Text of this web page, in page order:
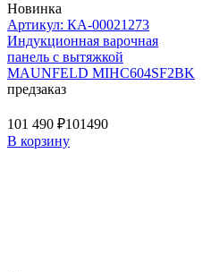
Новинка
Артикул: КА-00021273
Индукционная варочная
панель с вытяжкой
MAUNFELD MIHC604SF2BK
предзаказ
101 490 ₽101490
В корзину